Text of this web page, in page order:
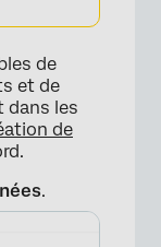
de
et de
dans les
de
.